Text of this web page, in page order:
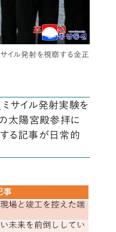
イル発射を視察する金正
サイル発射実験を
の太陽宮殿参拝に
る記事が日常的